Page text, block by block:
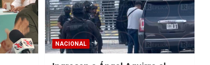
NACIONAL